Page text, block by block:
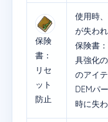
保険
書：
リセ
ット
防止
使用時
が失われ
保険書
具強化
のアイ
DEMパ
時に失わ